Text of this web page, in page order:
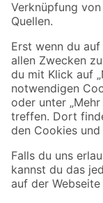
Sicher einkaufen
Jetzt die toom-
Alle Preisangaben in EUR
Umständen nicht in allen